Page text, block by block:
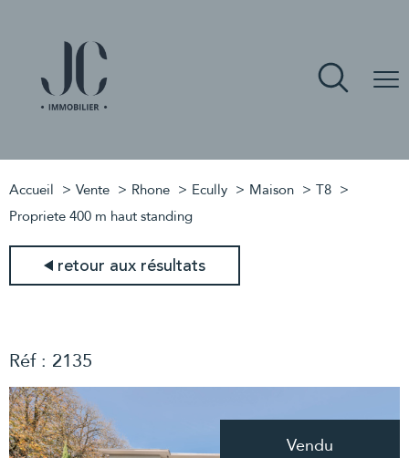
Accueil Vente Rhone Ecully Maison
T8
Propriete 400 m haut standing
retour aux résultats
Réf : 2135
Vendu